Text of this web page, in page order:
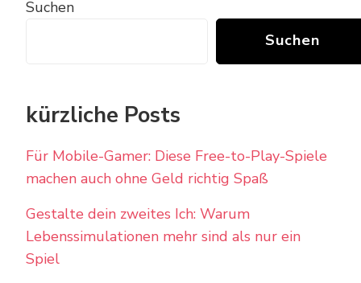
Suchen
Suchen
kürzliche Posts
Für Mobile-Gamer: Diese Free-to-Play-Spiele
machen auch ohne Geld richtig Spaß
Gestalte dein zweites Ich: Warum
Lebenssimulationen mehr sind als nur ein
Spiel